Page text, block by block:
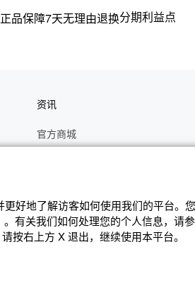
正品保障7天无理由退换分期利益点
资讯
官方商城
最新资讯
公告
好地了解访客如何使⽤我们的平台。
。有关我们如何处理您的个⼈信息，请
按右上⽅ X 退出，继续使⽤本平台。